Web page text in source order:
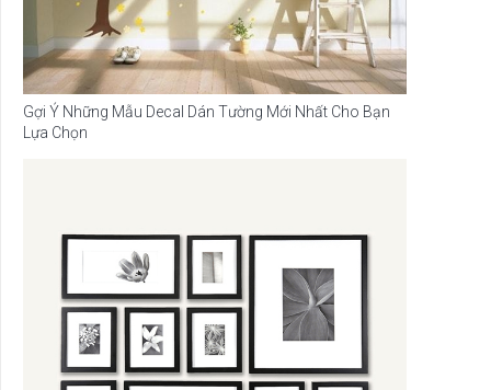
Gợi Ý Những Mẫu Decal Dán Tường Mới Nhất Cho Bạn
Lựa Chọn